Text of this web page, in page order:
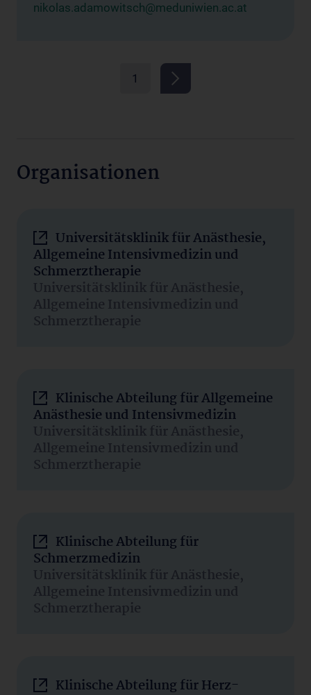
nikolas.adamowitsch@meduniwien.ac.at
1
Organisationen
Universitätsklinik für Anästhesie,
Allgemeine Intensivmedizin und
Schmerztherapie
Universitätsklinik für Anästhesie,
Allgemeine Intensivmedizin und
Schmerztherapie
Klinische Abteilung für Allgemeine
Anästhesie und Intensivmedizin
Universitätsklinik für Anästhesie,
Allgemeine Intensivmedizin und
Schmerztherapie
Klinische Abteilung für
Schmerzmedizin
Universitätsklinik für Anästhesie,
Allgemeine Intensivmedizin und
Schmerztherapie
Klinische Abteilung für Herz-